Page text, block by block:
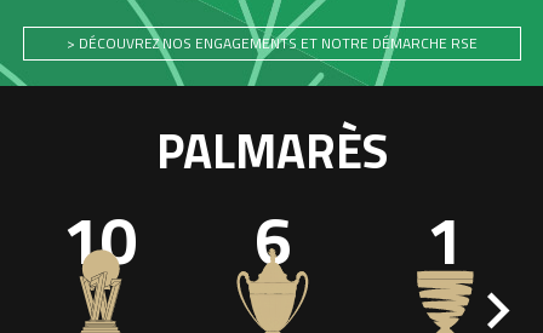
> DÉCOUVREZ NOS ENGAGEMENTS ET NOTRE DÉMARCHE RSE
PALMARÈS
10 6 1